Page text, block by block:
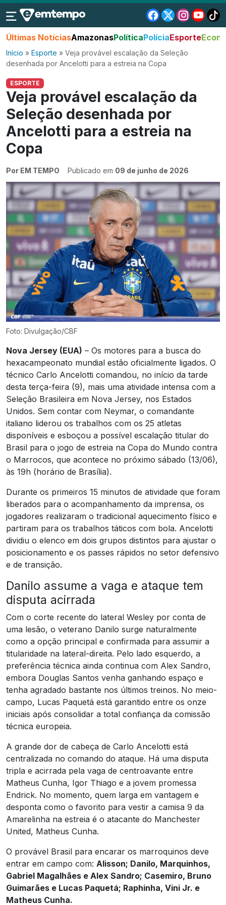
Últimas NotíciasAmazonasPolíticaPolíciaEsporte
Início » Esporte » Veja provável escalação da Seleção
desenhada por Ancelotti para a estreia na Copa
ESPORTE
Veja provável escalação da
Seleção desenhada por
Ancelotti para a estreia na
Copa
Por EM TEMPO Publicado em 09 de junho de 2026
Foto: Divulgação/CBF
Nova Jersey (EUA) – Os motores para a busca do
hexacampeonato mundial estão oficialmente ligados. O
técnico Carlo Ancelotti comandou, no início da tarde
desta terça-feira (9), mais uma atividade intensa com a
Seleção Brasileira em Nova Jersey, nos Estados
Unidos. Sem contar com Neymar, o comandante
italiano liderou os trabalhos com os 25 atletas
disponíveis e esboçou a possível escalação titular do
Brasil para o jogo de estreia na Copa do Mundo contra
o Marrocos, que acontece no próximo sábado (13/06),
às 19h (horário de Brasília).
Durante os primeiros 15 minutos de atividade que foram
liberados para o acompanhamento da imprensa, os
jogadores realizaram o tradicional aquecimento físico e
partiram para os trabalhos táticos com bola. Ancelotti
dividiu o elenco em dois grupos distintos para ajustar o
posicionamento e os passes rápidos no setor defensivo
e de transição.
Danilo assume a vaga e ataque tem
disputa acirrada
Com o corte recente do lateral Wesley por conta de
uma lesão, o veterano Danilo surge naturalmente
como a opção principal e confirmada para assumir a
titularidade na lateral-direita. Pelo lado esquerdo, a
preferência técnica ainda continua com Alex Sandro,
embora Douglas Santos venha ganhando espaço e
tenha agradado bastante nos últimos treinos. No meio-
campo, Lucas Paquetá está garantido entre os onze
iniciais após consolidar a total confiança da comissão
técnica europeia.
A grande dor de cabeça de Carlo Ancelotti está
centralizada no comando do ataque. Há uma disputa
tripla e acirrada pela vaga de centroavante entre
Matheus Cunha, Igor Thiago e a jovem promessa
Endrick. No momento, quem larga em vantagem e
desponta como o favorito para vestir a camisa 9 da
Amarelinha na estreia é o atacante do Manchester
United, Matheus Cunha.
O provável Brasil para encarar os marroquinos deve
entrar em campo com: Alisson; Danilo, Marquinhos,
Gabriel Magalhães e Alex Sandro; Casemiro, Bruno
Guimarães e Lucas Paquetá; Raphinha, Vini Jr. e
Matheus Cunha.